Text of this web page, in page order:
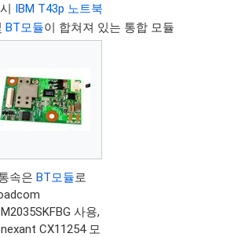
IBM T43p 노트북
BT모듈이 합쳐져 있는 통합 모듈
속은BT모듈로
사용,
CX11254 모